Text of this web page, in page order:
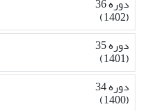
(1402)
دوره 35
(1401)
دوره 34
(1400)